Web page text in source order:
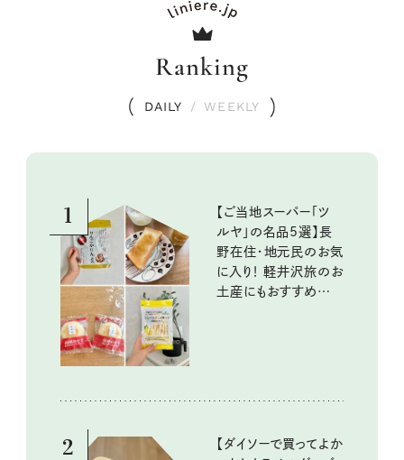
Ranking
DAILY / WEEKLY
1
【ご当地スーパー「ツ
ルヤ」の名品5選】長
野在住・地元民のお気
に入り！ 軽井沢旅のお
土産にもおすすめのお
2
【ダイソーで買ってよか